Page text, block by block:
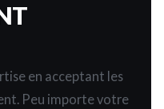
en acceptant les
Peu importe votre